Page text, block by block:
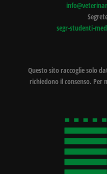
segr-studenti-
Questo sito raccoglie solo
richiedono il consenso.